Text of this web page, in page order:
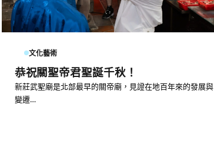
文化藝術
恭祝關聖帝君聖誕千秋！
新莊武聖廟是北部最早的關帝廟，見證在地百年來的發展與
變遷…